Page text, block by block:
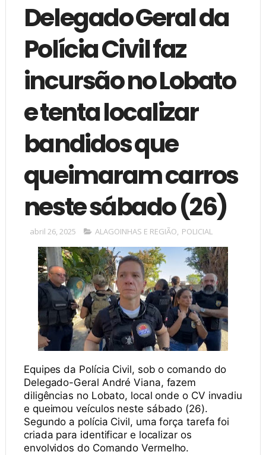
Delegado Geral da
Polícia Civil faz
incursão no Lobato
e tenta localizar
bandidos que
queimaram carros
neste sábado (26)
abril 26, 2025 ALAGOINHAS E REGIÃO, POLICIAL
Equipes da Polícia Civil, sob o comando do
Delegado-Geral André Viana, fazem
diligências no Lobato, local onde o CV invadiu
e queimou veículos neste sábado (26).
Segundo a polícia Civil, uma força tarefa foi
criada para identificar e localizar os
envolvidos do Comando Vermelho.